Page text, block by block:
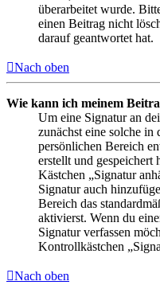
überarbeitet wurde.
einen Beitrag nicht
darauf geantwortet hat.
Nach oben
Wie kann ich meinem
Um eine Signatur an
zunächst eine solche in
persönlichen Bereich
erstellt und gespeichert
Kästchen „Signatur
Signatur auch
Bereich das
aktivierst. Wenn du
Signatur verfassen
Kontrollkästchen
Nach oben